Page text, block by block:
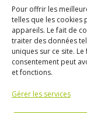
Pour offrir les
telles que les cookies
appareils. Le fait de
traiter des données
uniques sur ce site.
consentement peut
et fonctions.
Gérer les services
Course à pied
Liens
Mon compte
Nous contacter